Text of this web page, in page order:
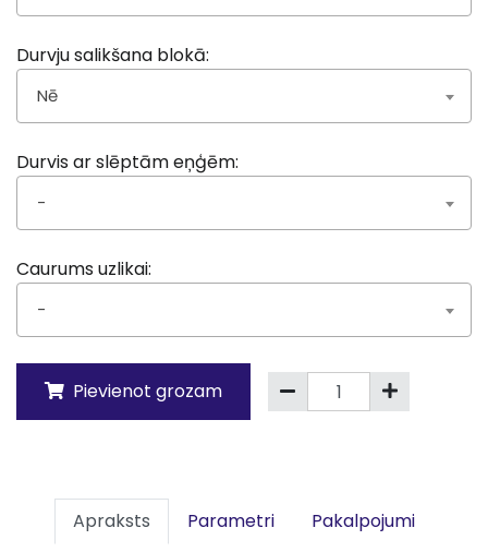
Durvju salikšana blokā:
Nē
Durvis ar slēptām eņģēm:
-
Caurums uzlikai:
-
Pievienot grozam
Apraksts Parametri Pakalpojumi